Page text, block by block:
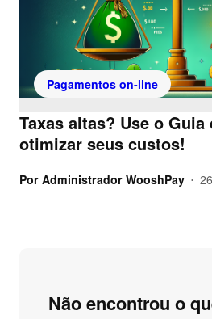
Pagamentos on-line
Taxas altas? Use o
otimizar seus custos!
Por Administrador WooshPay •
Não encontrou o